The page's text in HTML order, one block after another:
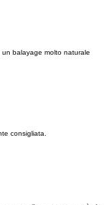
balayage molto naturale
consigliata.